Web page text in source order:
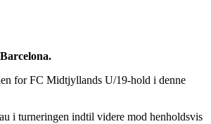
for FC Midtjyllands U/19-hold i denne
i turneringen indtil videre mod henholdsvis